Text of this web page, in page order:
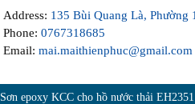
Address: 135 Bùi Quang Là,
Phone: 0767318685
Email: mai.maithienphuc@gmail.com
Sơn epoxy KCC cho hồ nước thải EH2351